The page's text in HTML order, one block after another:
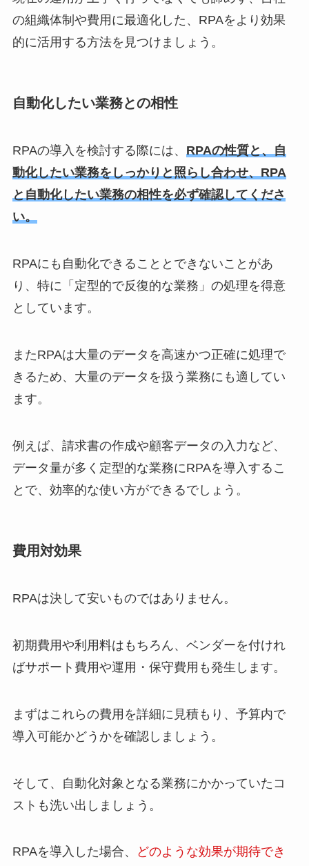
の組織体制や費用に最適化した、RPAをより効果
的に活用する方法を見つけましょう。
自動化したい業務との相性
RPAの導入を検討する際には、 RPAの性質と、自
動化したい業務をしっかりと照らし合わせ、RPA
と自動化したい業務の相性を必ず確認してくださ
い。
RPAにも自動化できることとできないことがあ
り、特に「定型的で反復的な業務」の処理を得意
としています。
またRPAは大量のデータを高速かつ正確に処理で
きるため、大量のデータを扱う業務にも適してい
ます。
例えば、請求書の作成や顧客データの入力など、
データ量が多く定型的な業務にRPAを導入するこ
とで、効率的な使い方ができるでしょう。
費用対効果
RPAは決して安いものではありません。
初期費用や利用料はもちろん、ベンダーを付けれ
ばサポート費用や運用・保守費用も発生します。
まずはこれらの費用を詳細に見積もり、予算内で
導入可能かどうかを確認しましょう。
そして、自動化対象となる業務にかかっていたコ
ストも洗い出しましょう。
RPAを導入した場合、
どのような効果が期待でき